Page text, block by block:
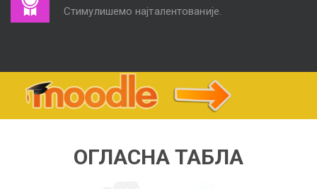
Стимулишемо најталентованије.
ОГЛАСНА ТАБЛА